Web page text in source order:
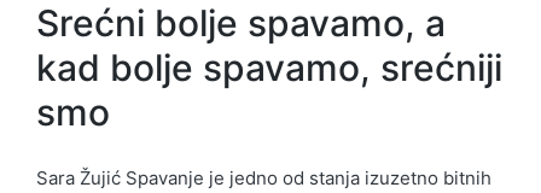
Srećni bolje spavamo, a
kad bolje spavamo, srećniji
smo
Sara Žujić Spavanje je jedno od stanja izuzetno bitnih